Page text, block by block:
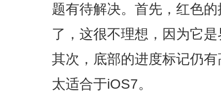
题有待解决。首先，红色
了，这很不理想，因为它
其次，底部的进度标记仍
太适合于iOS7。